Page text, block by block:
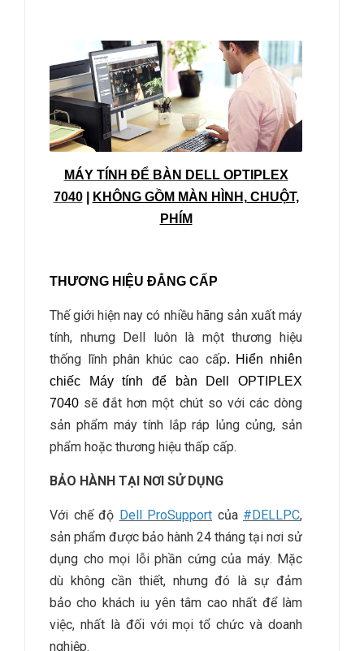
MÁY TÍNH ĐỂ BÀN DELL OPTIPLEX
7040| KHÔNG GỒM MÀN HÌNH,CHUỘT,
PHÍM
THƯƠNG HIỆU ĐẲNG CẤP
Thế giới hiện nay có nhiều hãng sản xuất máy
tính, nhưng Dell luôn là một thương hiệu
thống lĩnh phân khúc cao cấp. Hiển nhiên
chiếc Máy tính để bàn Dell OPTIPLEX
7040 sẽ đắt hơn một chút so với các dòng
sản phẩm máy tính lắp ráp lủng củng, sản
phẩm hoặc thương hiệu thấp cấp.
BẢO HÀNH TẠI NƠI SỬ DỤNG
Với chế độ Dell ProSupport của #DELLPC,
sản phẩm được bảo hành 24 tháng tại nơi sử
dụng cho mọi lỗi phần cứng của máy. Mặc
dù không cần thiết, nhưng đó là sự đảm
bảo cho khách iu yên tâm cao nhất để làm
việc, nhất là đối với mọi tổ chức và doanh
nghiệp.